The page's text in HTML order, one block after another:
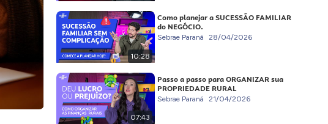
10:28
Como planejar a SUCESSÃO FAMILIAR
do NEGÓCIO.
Sebrae Paraná 28/04/2026
07:43
Passo a passo para ORGANIZAR sua
PROPRIEDADE RURAL
Sebrae Paraná 21/04/2026